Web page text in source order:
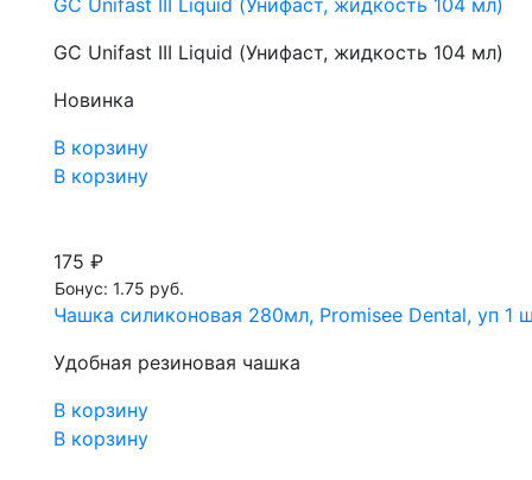
GC Unifast III Liquid (Унифаст, жидкость 104 мл)
GC Unifast III Liquid (Унифаст, жидкость 104 мл)
Новинка
В корзину
В корзину
175 ₽
Бонус: 1.75 руб.
Чашка силиконовая 280мл, Promisee Dental, уп 1
Удобная резиновая чашка
В корзину
В корзину